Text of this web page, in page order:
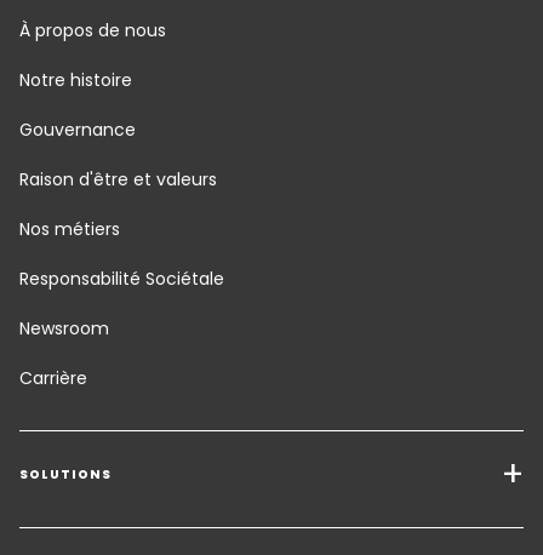
À propos de nous
Notre histoire
Gouvernance
Raison d'être et valeurs
Nos métiers
Responsabilité Sociétale
Newsroom
Carrière
SOLUTIONS
Transport Services